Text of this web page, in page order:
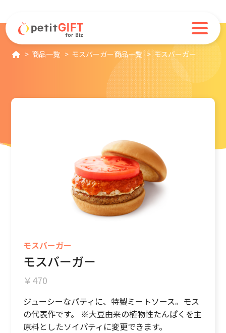
商品一覧 モスバーガー商品一覧 モスバーガー
モスバーガー
モスバーガー
470
ジューシーなパティに、特製ミートソース。モス
の代表作です。 ※大豆由来の植物性たんぱくを主
原料としたソイパティに変更できます。